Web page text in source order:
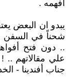
أفهمه .
يبدو ان البعض
شحناً في السفن ,
.. دون فتح
علي مقالاتهم .. !
جناب أفندينا -